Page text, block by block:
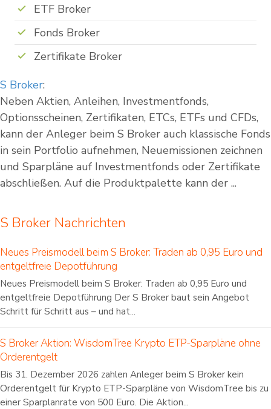
ETF Broker
Fonds Broker
Zertifikate Broker
S Broker:
Neben Aktien, Anleihen, Investmentfonds,
Optionsscheinen, Zertifikaten, ETCs, ETFs und CFDs,
kann der Anleger beim S Broker auch klassische Fonds
in sein Portfolio aufnehmen, Neuemissionen zeichnen
und Sparpläne auf Investmentfonds oder Zertifikate
abschließen. Auf die Produktpalette kann der ...
S Broker Nachrichten
Neues Preismodell beim S Broker: Traden ab 0,95 Euro und
entgeltfreie Depotführung
Neues Preismodell beim S Broker: Traden ab 0,95 Euro und
entgeltfreie Depotführung Der S Broker baut sein Angebot
Schritt für Schritt aus – und hat...
S Broker Aktion: WisdomTree Krypto ETP-Sparpläne ohne
Orderentgelt
Bis 31. Dezember 2026 zahlen Anleger beim S Broker kein
Orderentgelt für Krypto ETP-Sparpläne von WisdomTree bis zu
einer Sparplanrate von 500 Euro. Die Aktion...